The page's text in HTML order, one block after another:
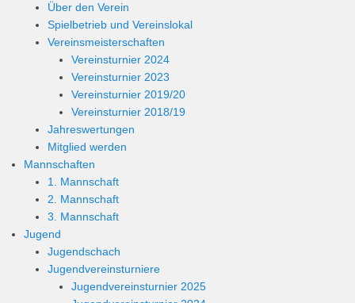
Über den Verein
Spielbetrieb und Vereinslokal
Vereinsmeisterschaften
Vereinsturnier 2024
Vereinsturnier 2023
Vereinsturnier 2019/20
Vereinsturnier 2018/19
Jahreswertungen
Mitglied werden
Mannschaften
1. Mannschaft
2. Mannschaft
3. Mannschaft
Jugend
Jugendschach
Jugendvereinsturniere
Jugendvereinsturnier 2025